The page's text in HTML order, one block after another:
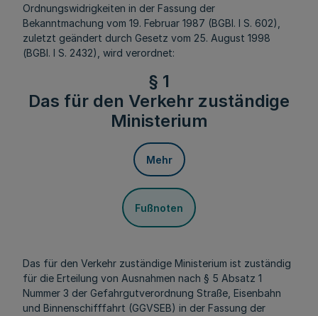
Ordnungswidrigkeiten in der Fassung der
Bekanntmachung vom 19. Februar 1987 (BGBl. I S. 602),
zuletzt geändert durch Gesetz vom 25. August 1998
(BGBl. I S. 2432), wird verordnet:
§ 1
Das für den Verkehr zuständige
Ministerium
Mehr
Fußnoten
Das für den Verkehr zuständige Ministerium ist zuständig
für die Erteilung von Ausnahmen nach § 5 Absatz 1
Nummer 3 der Gefahrgutverordnung Straße, Eisenbahn
und Binnenschifffahrt (GGVSEB) in der Fassung der